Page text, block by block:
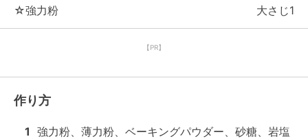
☆強力粉 大さじ1
【PR】
作り方
1 強力粉、薄力粉、ベーキングパウダー、砂糖、岩塩